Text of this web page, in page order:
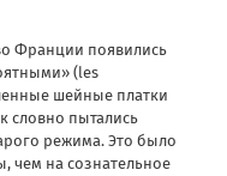
Франции появились
(les
шейные платки
словно пытались
режима. Это было
чем на сознательное